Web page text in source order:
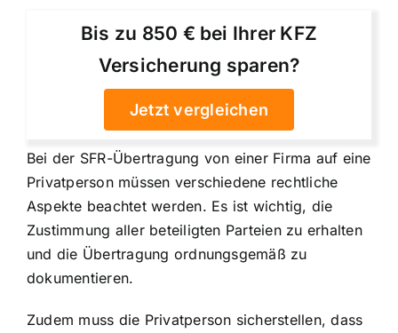
Bis zu 850 € bei Ihrer KFZ
Versicherung sparen?
Jetzt vergleichen
Bei der SFR-Übertragung von einer Firma auf eine
Privatperson müssen verschiedene rechtliche
Aspekte beachtet werden. Es ist wichtig, die
Zustimmung aller beteiligten Parteien zu erhalten
und die Übertragung ordnungsgemäß zu
dokumentieren.
Zudem muss die Privatperson sicherstellen, dass